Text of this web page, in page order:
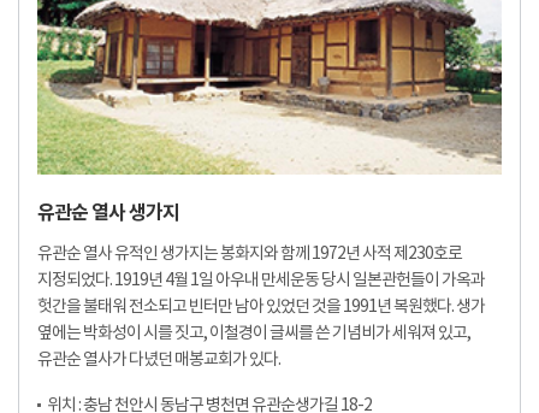
유관순 열사 생가지
유관순 열사 유적인 생가지는 봉화지와 함께 1972년 사적 제230호로
지정되었다. 1919년 4월 1일 아우내 만세운동 당시 일본관헌들이 가옥과
헛간을 불태워 전소되고 빈터만 남아 있었던 것을 1991년 복원했다. 생가
옆에는 박화성이 시를 짓고, 이철경이 글씨를 쓴 기념비가 세워져 있고,
유관순 열사가 다녔던 매봉교회가 있다.
위치 : 충남 천안시 동남구 병천면 유관순생가길 18-2